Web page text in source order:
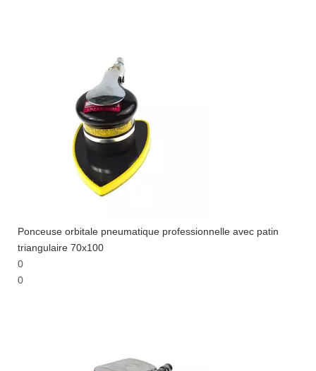
Ponceuse orbitale pneumatique professionnelle avec patin
triangulaire 70x100
0
0